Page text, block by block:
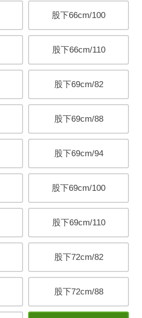
股下66cm/100
股下66cm/110
股下69cm/82
股下69cm/88
股下69cm/94
股下69cm/100
股下69cm/110
股下72cm/82
股下72cm/88